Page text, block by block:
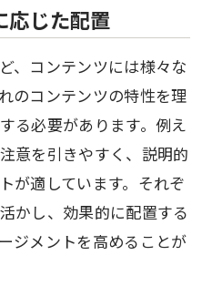
応じた配置
、コンテンツには様々な
のコンテンツの特性を理
る必要があります。例え
意を引きやすく、説明的
が適しています。それぞ
かし、効果的に配置する
ジメントを高めることが